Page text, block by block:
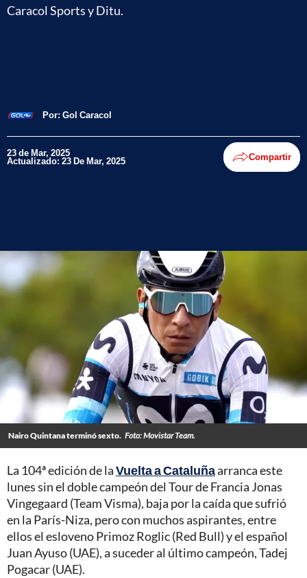
Caracol Sports y Ditu.
Por: Gol Caracol
23 de Mar, 2025
Actualizado: 23 De Mar, 2025 Compartir
Nairo Quintana terminó sexto. Foto: Movistar Team.
La 104ª edición de laVuelta a Cataluñaarranca este
lunes sin el doble campeón del Tour de Francia Jonas
Vingegaard (Team Visma), baja por la caída que sufrió
en la París-Niza, pero con muchos aspirantes, entre
ellos el esloveno Primoz Roglic (Red Bull) y el español
Juan Ayuso (UAE), a suceder al último campeón, Tadej
Pogacar (UAE).